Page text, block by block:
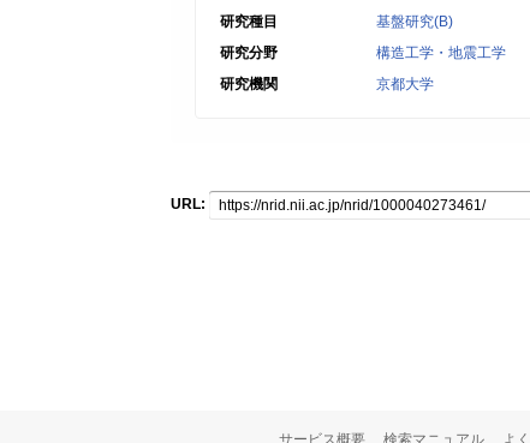
研究種目
基盤研究(B)
研究分野
構造工学・地震工学
研究機関
京都大学
URL:
サービス概要 検索マニュアル よ